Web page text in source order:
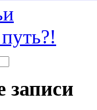
записи